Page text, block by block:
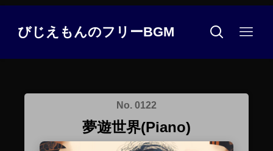
びじえもんのフリーBGM
No. 0122
夢遊世界(Piano)